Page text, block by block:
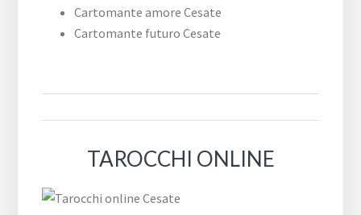
Cartomante amore Cesate
Cartomante futuro Cesate
TAROCCHI ONLINE